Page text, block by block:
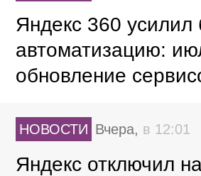
Яндекс 360 усилил
автоматизацию:
обновление
НОВОСТИ Вчера, в 12:01
Яндекс отключил